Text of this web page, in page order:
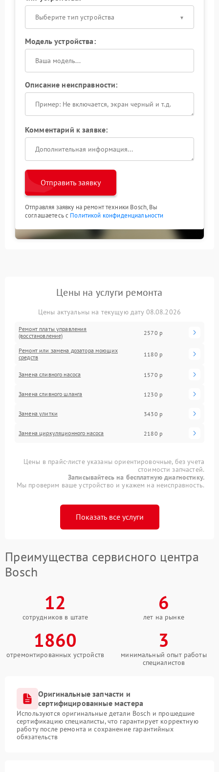
Выберите тип устройства
Модель устройства:
Описание неисправности:
Комментарий к заявке:
Отправить заявку
Отправляя заявку на ремонт техники Bosch, Вы
соглашаетесь с Политикой конфиденциальности
Цены на услуги ремонта
Цены актуальны на текущую дату 08.08.2026
Ремонт платы управления
(восстановление)
2570 р
Ремонт или замена дозатора моющих
средств
1180 р
Замена сливного насоса 1570 р
Замена сливного шланга 1230 р
Замена улитки 3430 р
Замена циркуляционного насоса 2180 р
Цены в прайс-листе указаны ориентировочные, без учета
стоимости запчастей.
Записывайтесь на бесплатную диагностику.
Мы проверим ваше устройство и укажем на неисправность.
Показать все услуги
Преимущества сервисного центра
Bosch
12
сотрудников в штате
6
лет на рынке
1860
отремонтированных устройств
3
минимальный опыт работы
специалистов
Оригинальные запчасти и
сертифицированные мастера
Используются оригинальные детали Bosch и прошедшие
сертификацию специалисты, что гарантирует корректную
работу после ремонта и сохранение гарантийных
обязательств